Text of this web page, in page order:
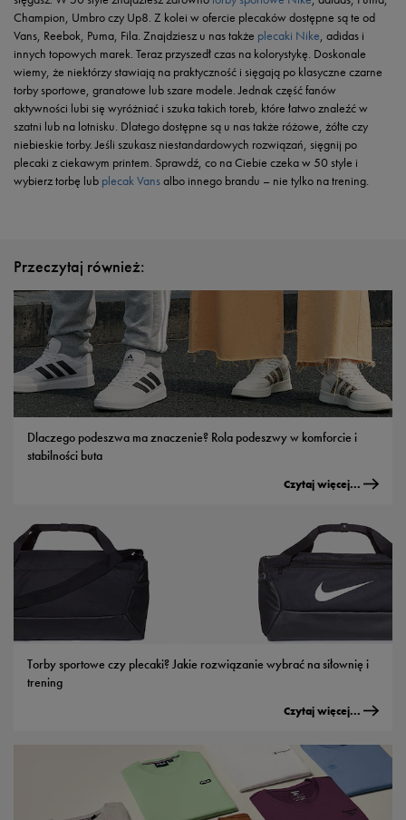
Champion, Umbro czy Up8. Z kolei w ofercie plecaków dostępne są te od
Vans, Reebok, Puma, Fila. Znajdziesz u nas także plecaki Nike, adidas i
innych topowych marek. Teraz przyszedł czas na kolorystykę. Doskonale
wiemy, że niektórzy stawiają na praktyczność i sięgają po klasyczne czarne
torby sportowe, granatowe lub szare modele. Jednak część fanów
aktywności lubi się wyróżniać i szuka takich toreb, które łatwo znaleźć w
szatni lub na lotnisku. Dlatego dostępne są u nas także różowe, żółte czy
niebieskie torby. Jeśli szukasz niestandardowych rozwiązań, sięgnij po
plecaki z ciekawym printem. Sprawdź, co na Ciebie czeka w 50 style i
wybierz torbę lub plecak Vansalbo innego brandu – nie tylko na trening.
Przeczytaj również:
Dlaczego podeszwa ma znaczenie? Rola podeszwy w komforcie i
stabilności buta
Czytaj więcej...
Torby sportowe czy plecaki? Jakie rozwiązanie wybrać na siłownię i
trening
Czytaj więcej...